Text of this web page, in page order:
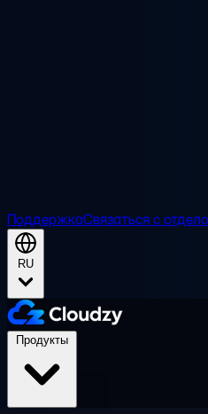
ПоддержкаСвязаться с
RU